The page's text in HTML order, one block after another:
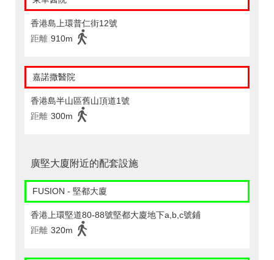
香港島上環普仁街12號
距離 910m
嘉諾撒醫院
香港島半山區舊山頂道1號
距離 300m
廣堅大廈附近的配套設施
FUSION - 堅都大廈
香港上環堅道80-88號堅都大廈地下a,b,c號鋪
距離 320m